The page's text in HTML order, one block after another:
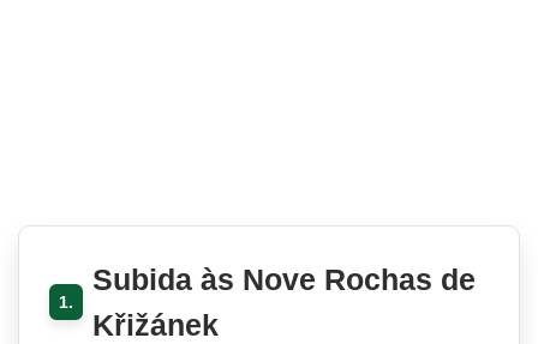
1.
Subida às Nove Rochas de
Křižánek